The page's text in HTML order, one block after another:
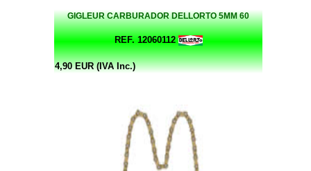
GIGLEUR CARBURADOR DELLORTO 5MM 60
REF. 12060112
4,90 EUR (IVA Inc.)